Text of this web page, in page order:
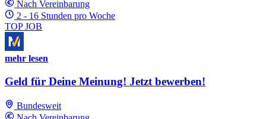
Nach Vereinbarung
2 - 16 Stunden pro Woche
TOP JOB
mehr lesen
Geld für Deine Meinung! Jetzt bewerben!
Bundesweit